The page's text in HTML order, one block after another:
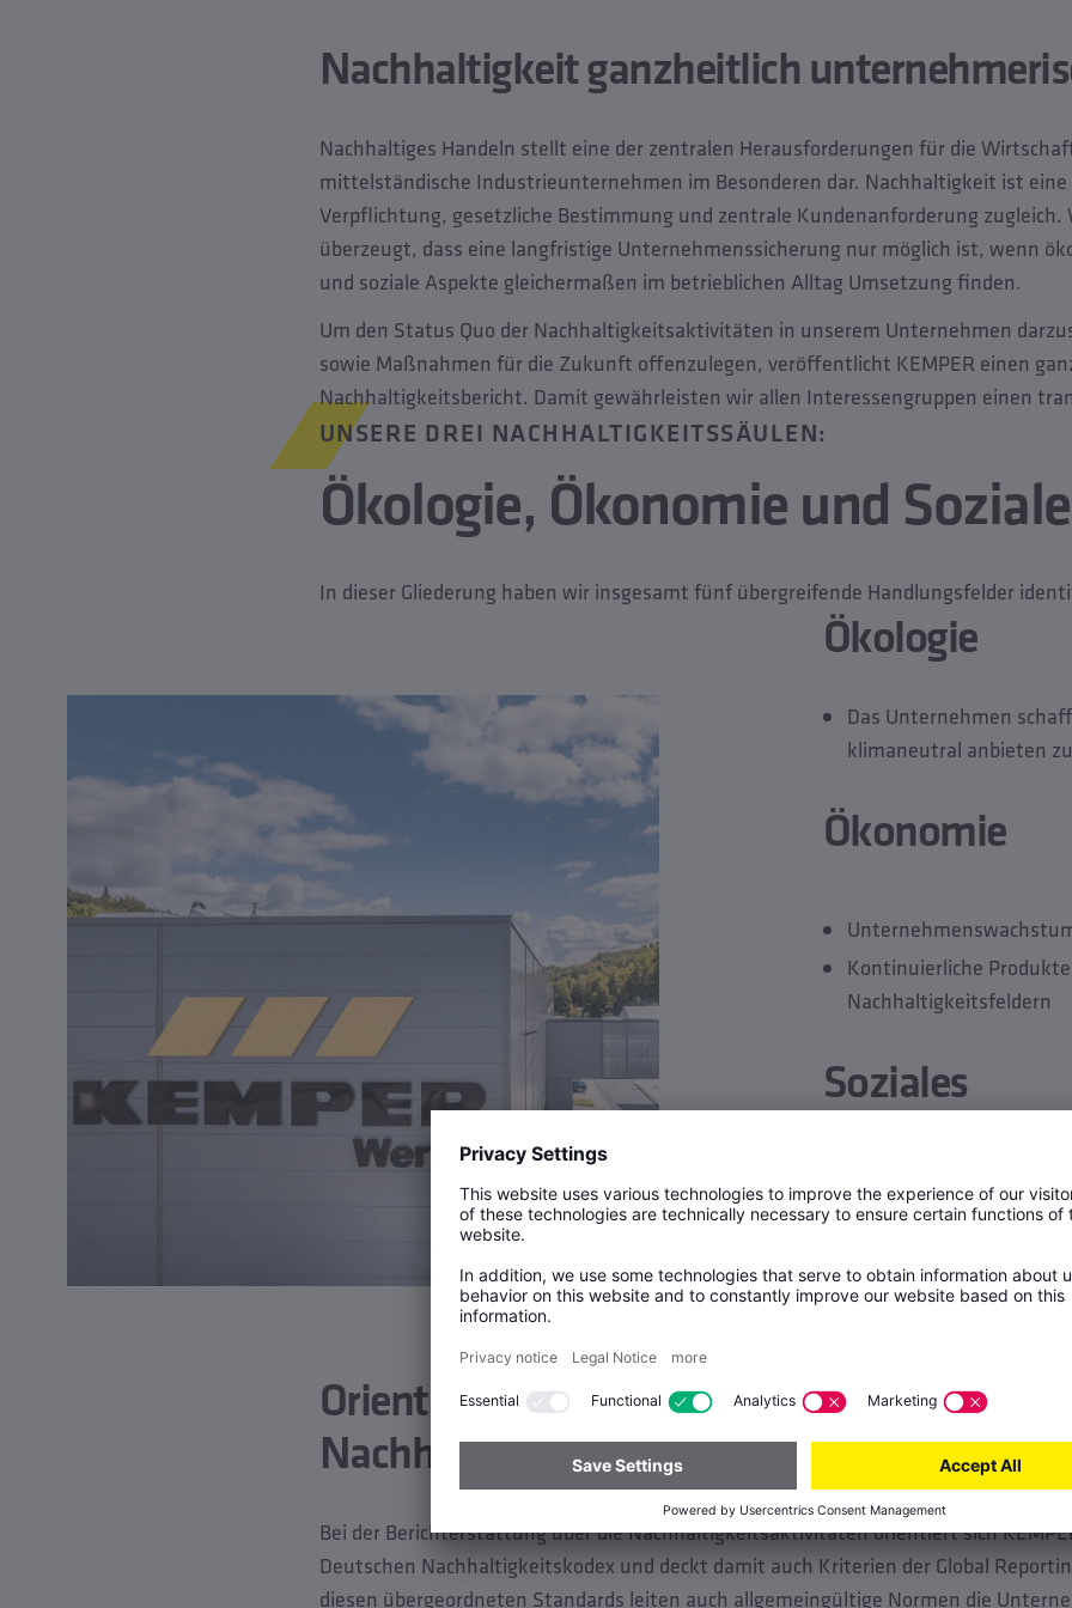
Nachhaltigkeit ganzheitlich
Nachhaltiges Handeln stellt eine der zentralen Herausforderungen für die
mittelständische Industrieunternehmen im Besonderen dar. Nachhaltigkeit ist
Verpflichtung, gesetzliche Bestimmung und zentrale Kundenanforderung zugleich.
überzeugt, dass eine langfristige Unternehmenssicherung nur möglich ist, wenn
und soziale Aspekte gleichermaßen im betrieblichen Alltag Umsetzung finden.
Um den Status Quo der Nachhaltigkeitsaktivitäten in unserem Unternehmen
sowie Maßnahmen für die Zukunft offenzulegen, veröffentlicht KEMPER einen
Nachhaltigkeitsbericht. Damit gewährleisten wir allen Interessengruppen einen
UNSERE DREI NACHHALTIGKEITSSÄULEN:
Ökologie, Ökonomie und
In dieser Gliederung haben wir insgesamt fünf übergreifende Handlungsfelder
Ökologie
Das Unternehmen
klimaneutral anbieten
Ökonomie
Kontinuierliche
Nachhaltigkeitsfeldern
Soziales
Werteorientiertes und
Familienunternehmens
Unternehmen
Orientierung und Einhaltung von
Nachhaltigkeitsstandards
Bei der Berichterstattung über die Nachhaltigkeitsaktivitäten orientiert sich
Deutschen Nachhaltigkeitskodex und deckt damit auch Kriterien der Global
diesen übergeordneten Standards leiten auch allgemeingültige Normen die